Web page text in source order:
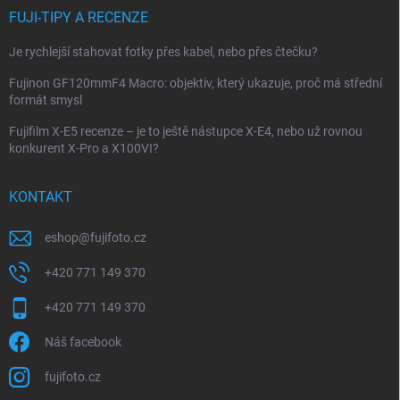
FUJI-TIPY A RECENZE
Je rychlejší stahovat fotky přes kabel, nebo přes čtečku?
Fujinon GF120mmF4 Macro: objektiv, který ukazuje, proč má střední
formát smysl
Fujifilm X-E5 recenze – je to ještě nástupce X-E4, nebo už rovnou
konkurent X-Pro a X100VI?
KONTAKT
eshop@fujifoto.cz
+420 771 149 370
+420 771 149 370
Náš facebook
fujifoto.cz